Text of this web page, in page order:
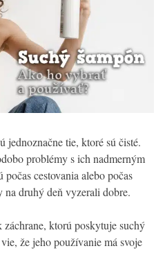
jednoznačne tie, ktoré sú čisté.
problémy s ich nadmerným
cestovania alebo počas
na druhý deň vyzerali dobre.
záchrane, ktorú poskytuje suchý
že jeho používanie má svoje